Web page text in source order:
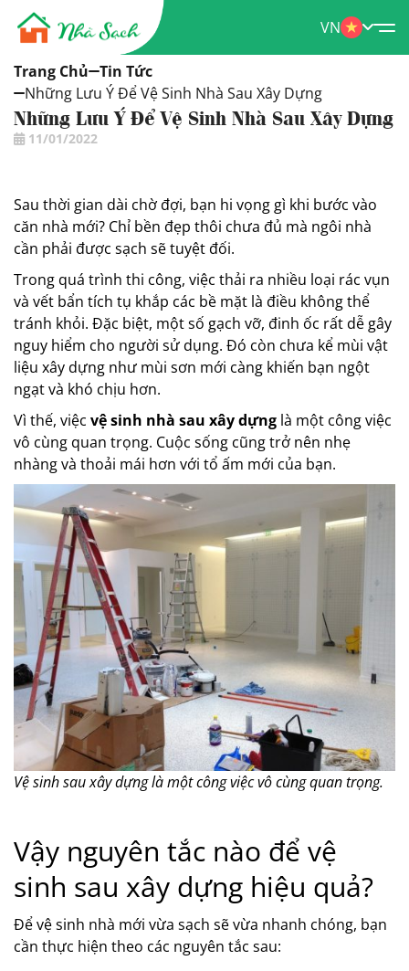
VN
Trang Chủ Tin Tức
Những Lưu Ý Để Vệ Sinh Nhà Sau Xây Dựng
Những Lưu Ý Để Vệ Sinh Nhà Sau Xây Dựng
11/01/2022
Sau thời gian dài chờ đợi, bạn hi vọng gì khi bước vào
căn nhà mới? Chỉ bền đẹp thôi chưa đủ mà ngôi nhà
cần phải được sạch sẽ tuyệt đối.
Trong quá trình thi công, việc thải ra nhiều loại rác vụn
và vết bẩn tích tụ khắp các bề mặt là điều không thể
tránh khỏi. Đặc biệt, một số gạch vỡ, đinh ốc rất dễ gây
nguy hiểm cho người sử dụng. Đó còn chưa kể mùi vật
liệu xây dựng như mùi sơn mới càng khiến bạn ngột
ngạt và khó chịu hơn.
Vì thế, việc vệ sinh nhà sau xây dựng là một công việc
vô cùng quan trọng. Cuộc sống cũng trở nên nhẹ
nhàng và thoải mái hơn với tổ ấm mới của bạn.
Vệ sinh sau xây dựng là một công việc vô cùng quan trọng.
Vậy nguyên tắc nào để vệ
sinh sau xây dựng hiệu quả?
Để vệ sinh nhà mới vừa sạch sẽ vừa nhanh chóng, bạn
cần thực hiện theo các nguyên tắc sau: